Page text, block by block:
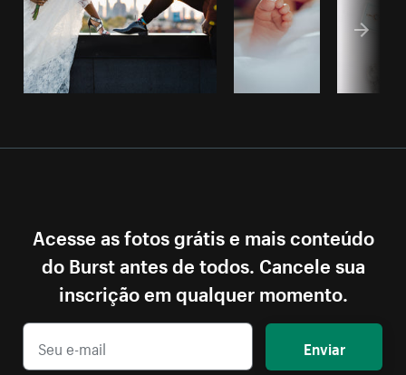
Acesse as fotos grátis e mais conteúdo
do Burst antes de todos. Cancele sua
inscrição em qualquer momento.
Enviar